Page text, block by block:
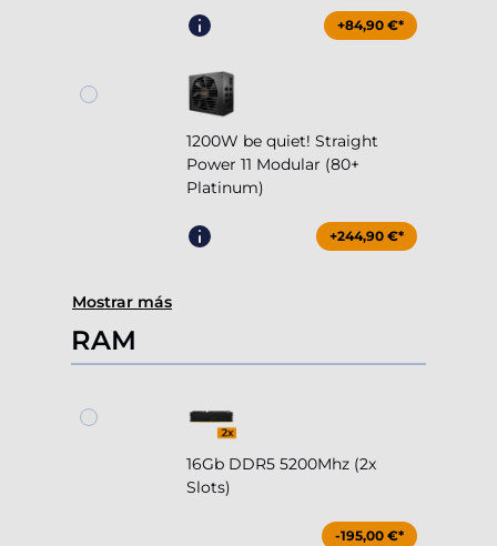
+84,90 €*
1200W be quiet! Straight
Power 11 Modular (80+
Platinum)
+244,90 €*
Mostrar más
RAM
16Gb DDR5 5200Mhz (2x
Slots)
-195,00 €*